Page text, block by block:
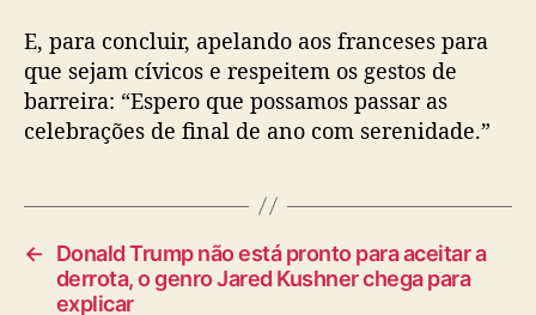
E, para concluir, apelando aos franceses para
que sejam cívicos e respeitem os gestos de
barreira: “Espero que possamos passar as
celebrações de final de ano com serenidade.”
←
Donald Trump não está pronto para aceitar a
derrota, o genro Jared Kushner chega para
explicar